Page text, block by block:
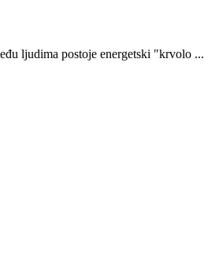
ljudima postoje energetski "krvolo ...